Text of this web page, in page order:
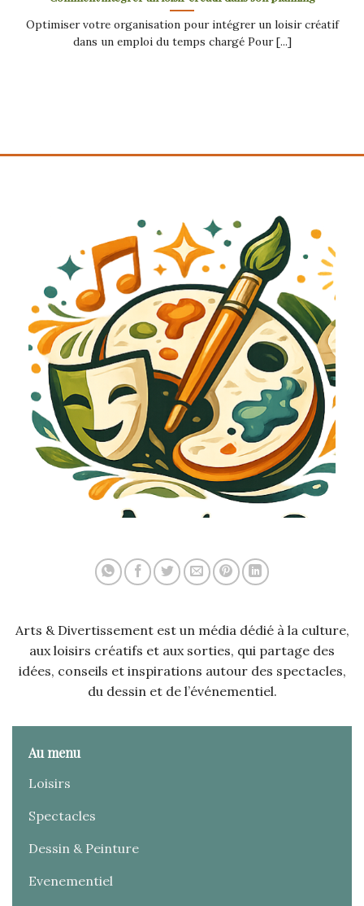
Optimiser votre organisation pour intégrer un loisir créatif
dans un emploi du temps chargé Pour [...]
Arts & Divertissement est un média dédié à la culture,
aux loisirs créatifs et aux sorties, qui partage des
idées, conseils et inspirations autour des spectacles,
du dessin et de l’événementiel.
Au menu
Loisirs
Spectacles
Dessin & Peinture
Evenementiel